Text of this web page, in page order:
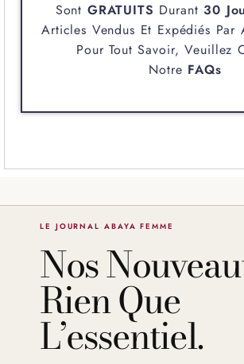
Sont GRATUITS Durant 30
Articles Vendus Et Expédiés Par
Pour Tout Savoir, Veuillez
Notre FAQs
LE JOURNAL ABAYA FEMME
Nos
Rien Que
L’essentiel.